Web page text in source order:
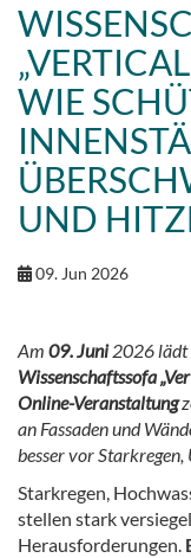
WIE
UND
09. Jun 2026
Am 09. Juni2026 lädt
Wissenschaftssofa
Online-Veranstaltung
an Fassaden und
besser vor
Starkregen,
stellen stark
Herausforderungen.